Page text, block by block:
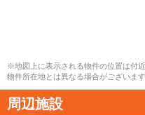
※地図上に表示される物件の位置は付
物件所在地とは異なる場合がございます
周辺施設